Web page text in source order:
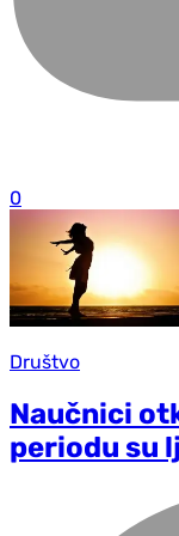
0
Društvo
Naučnici
periodu su